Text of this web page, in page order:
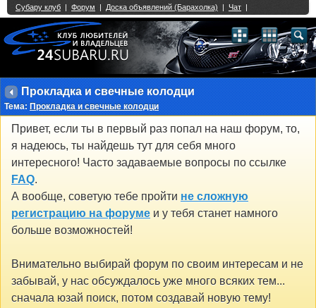
Прокладка и свечные колодци
Тема: Прокладка и свечные колодци
Привет, если ты в первый раз попал на наш форум, то,
я надеюсь, ты найдешь тут для себя много
интересного! Часто задаваемые вопросы по ссылке
FAQ.
А вообще, советую тебе пройти не сложную
регистрацию на форуме и у тебя станет намного
больше возможностей!
Внимательно выбирай форум по своим интересам и не
забывай, у нас обсуждалось уже много всяких тем...
сначала юзай поиск, потом создавай новую тему!
Single Sign On provided byvBSSO
2 3 4 5 6 7 8 9 10 11 12 13 14 15 16 17 18 21 22 23 24 25 26
27 28 29 30 31 32 33 34 35 36 37 38 39 40 41 42 43